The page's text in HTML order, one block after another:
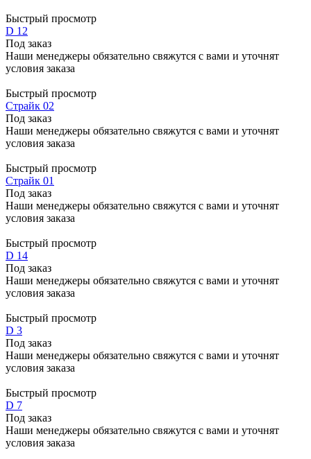
Быстрый просмотр
D 12
Под заказ
Наши менеджеры обязательно свяжутся с вами и уточнят
условия заказа
Быстрый просмотр
Страйк 02
Под заказ
Наши менеджеры обязательно свяжутся с вами и уточнят
условия заказа
Быстрый просмотр
Страйк 01
Под заказ
Наши менеджеры обязательно свяжутся с вами и уточнят
условия заказа
Быстрый просмотр
D 14
Под заказ
Наши менеджеры обязательно свяжутся с вами и уточнят
условия заказа
Быстрый просмотр
D 3
Под заказ
Наши менеджеры обязательно свяжутся с вами и уточнят
условия заказа
Быстрый просмотр
D 7
Под заказ
Наши менеджеры обязательно свяжутся с вами и уточнят
условия заказа